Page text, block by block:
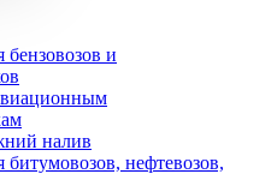
бензовозов и
налив
битумовозов, нефтевозов,